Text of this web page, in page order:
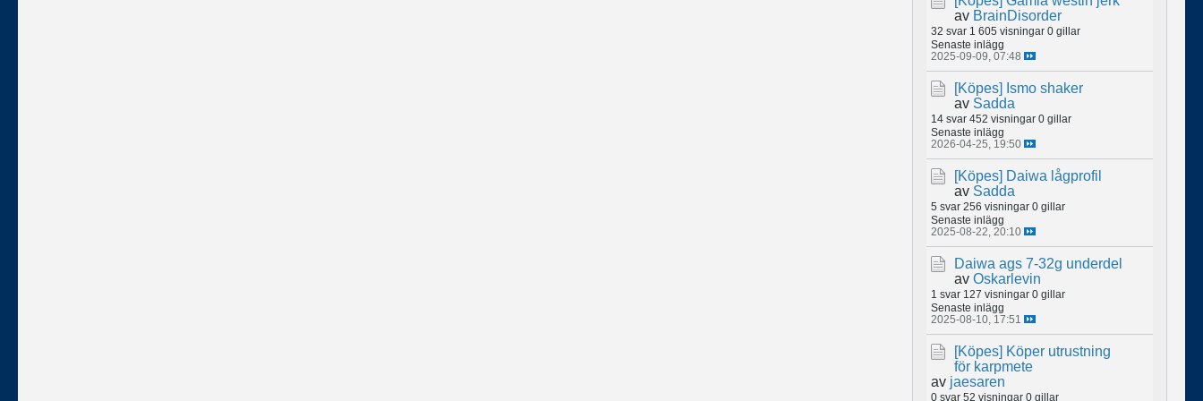
av BrainDisorder
32 svar 1 605 visningar 0 gillar
Senaste inlägg
2025-09-09, 07:48
[Köpes] Ismo shaker
av Sadda
14 svar 452 visningar 0 gillar
Senaste inlägg
2026-04-25, 19:50
[Köpes] Daiwa lågprofil
av Sadda
5 svar 256 visningar 0 gillar
Senaste inlägg
2025-08-22, 20:10
Daiwa ags 7-32g underdel
av Oskarlevin
1 svar 127 visningar 0 gillar
Senaste inlägg
2025-08-10, 17:51
[Köpes] Köper utrustning
för karpmete
av jaesaren
0 svar 52 visningar 0 gillar